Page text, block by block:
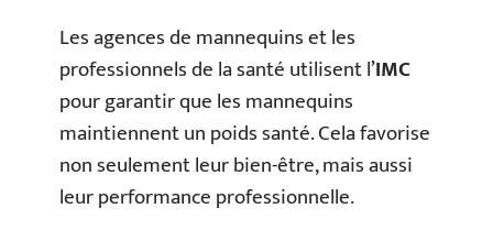
Les agences de mannequins et les
professionnels de la santé utilisent l’IMC
pour garantir que les mannequins
maintiennent un poids santé. Cela favorise
non seulement leur bien-être, mais aussi
leur performance professionnelle.